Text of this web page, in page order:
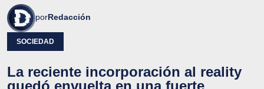
porRedacción
SOCIEDAD
La reciente incorporación al reality
quedó envuelta en una fuerte